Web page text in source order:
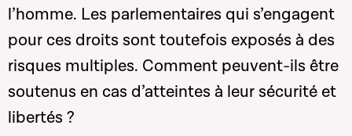
l’homme. Les parlementaires qui s’engagent
pour ces droits sont toutefois exposés à des
risques multiples. Comment peuvent-ils être
soutenus en cas d’atteintes à leur sécurité et
libertés ?